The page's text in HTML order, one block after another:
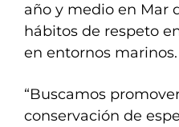
año y medio en Mar
hábitos de respeto
en entornos marinos.
“Buscamos
conservación de